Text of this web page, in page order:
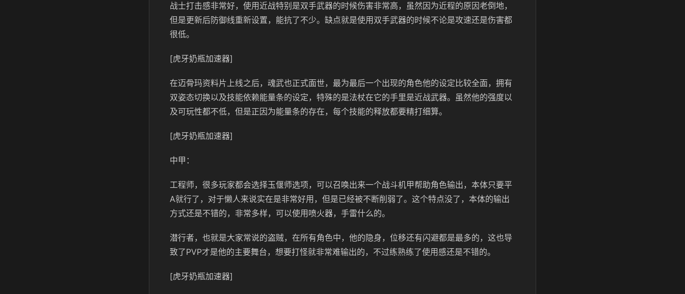
战士打击感非常好，使用近战特别是双手武器的时候伤害非常高，虽然因为近程的原因老倒地，
但是更新后防御线重新设置，能抗了不少。缺点就是使用双手武器的时候不论是攻速还是伤害都
很低。
[虎牙奶瓶加速器]
在迈骨玛资料片上线之后，魂武也正式面世，最为最后一个出现的角色他的设定比较全面，拥有
双姿态切换以及技能依赖能量条的设定，特殊的是法杖在它的手里是近战武器。虽然他的强度以
及可玩性都不低，但是正因为能量条的存在，每个技能的释放都要精打细算。
[虎牙奶瓶加速器]
中甲：
工程师，很多玩家都会选择玉偃师选项，可以召唤出来一个战斗机甲帮助角色输出，本体只要平
A就行了，对于懒人来说实在是非常好用，但是已经被不断削弱了。这个特点没了，本体的输出
方式还是不错的，非常多样，可以使用喷火器，手雷什么的。
潜行者，也就是大家常说的盗贼，在所有角色中，他的隐身，位移还有闪避都是最多的，这也导
致了PVP才是他的主要舞台，想要打怪就非常难输出的，不过练熟练了使用感还是不错的。
[虎牙奶瓶加速器]